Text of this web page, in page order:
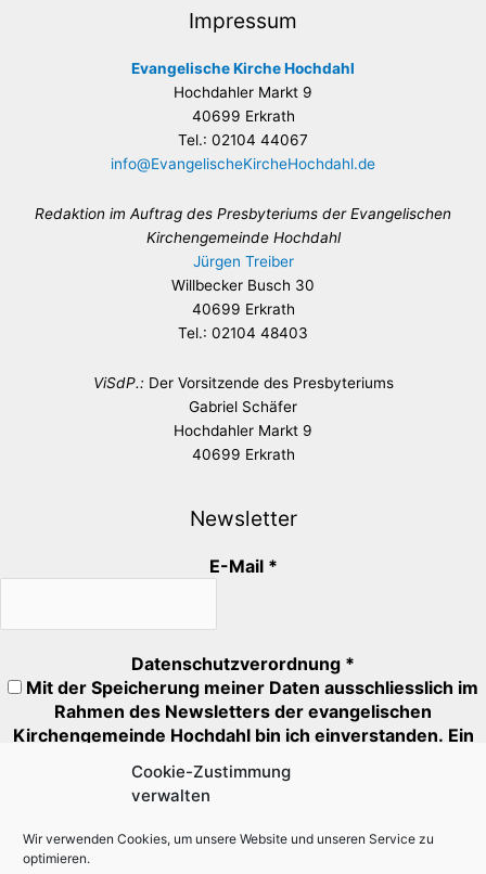
Cookie-Zustimmung
verwalten
Wir verwenden Cookies, um unsere Website und unseren Service zu
optimieren.
Impressum
Evangelische Kirche Hochdahl
Hochdahler Markt 9
40699 Erkrath
Tel.: 02104 44067
info@EvangelischeKircheHochdahl.de
Redaktion im Auftrag des Presbyteriums der Evangelischen
Kirchengemeinde Hochdahl
Jürgen Treiber
Willbecker Busch 30
40699 Erkrath
Tel.: 02104 48403
ViSdP.: Der Vorsitzende des Presbyteriums
Gabriel Schäfer
Hochdahler Markt 9
40699 Erkrath
Newsletter
E-Mail *
Datenschutzverordnung *
Mit der Speicherung meiner Daten ausschliesslich im
Rahmen des Newsletters der evangelischen
Kirchengemeinde Hochdahl bin ich einverstanden. Ein
Abmeldung ist jederzeit möglich.
Mit * markierte Felder müssen ausgefüllt oder angehakt
werden.